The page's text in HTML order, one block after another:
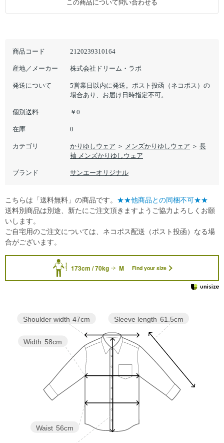
商品コード 2120239310164
産地／メーカー 株式会社ドリーム・ラボ
発送について
5営業日以内に発送。ポスト投函（ネコポス）の
場合あり、お届け日時指定不可。
個別送料 ￥0
在庫 0
カテゴリ かりゆしウェア ＞ メンズかりゆしウェア ＞ 長
袖 メンズかりゆしウェア
ブランド サンエーオリジナル
この商品について問い合わせる
173cm / 70kg M Find your size
Sleeve length 61.5cm
Waist 56cm
Width 58cm
Shoulder width 47cm
こちらは「送料無料」の商品です。 ★★他商品との同梱不可★★
送料別商品は別途、新たにご注文頂きますようご協力よろしくお願
いします。
ご自宅用のご注文については、ネコポス配送（ポスト投函）なる場
合がございます。